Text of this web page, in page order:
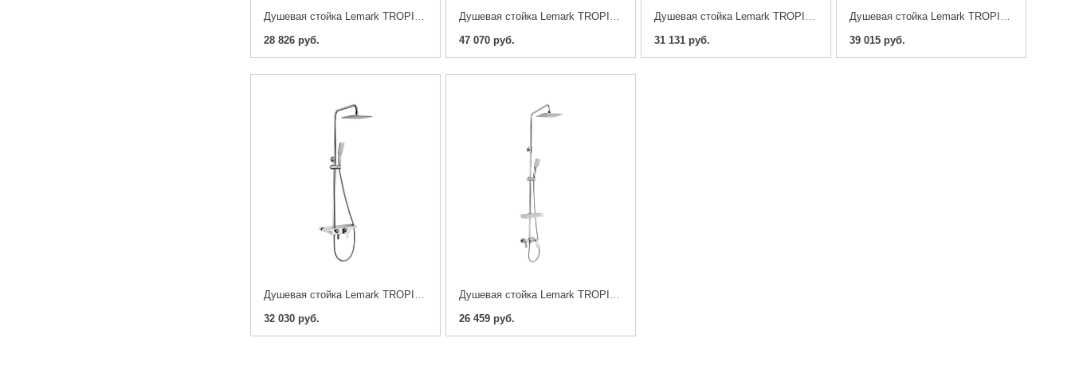
Душевая стойка Lemark TROPIC LM7010C,термостатический
28 826 руб.
Душевая стойка Lemark TROPIC LM7009C
47 070 руб.
Душевая стойка Lemark TROPIC LM7007C
31 131 руб.
Душевая стойка Lemark TROPIC LM7004C
39 015 руб.
Душевая стойка Lemark TROPIC LM7006C
32 030 руб.
Душевая стойка Lemark TROPIC LM7002C
26 459 руб.